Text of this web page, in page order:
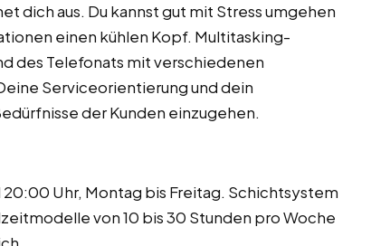
dich aus. Du kannst gut mit Stress umgehen
einen kühlen Kopf. Multitasking-
des Telefonats mit verschiedenen
Serviceorientierung und dein
der Kunden einzugehen.
Uhr, Montag bis Freitag. Schichtsystem
von 10 bis 30 Stunden pro Woche